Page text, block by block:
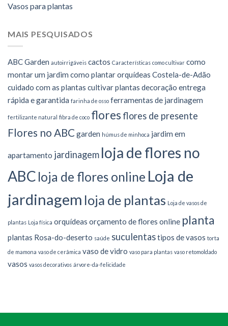
Vasos para plantas
MAIS PESQUISADOS
ABC Garden autoirrigáveis cactos Características como cultivar como
montar um jardim como plantar orquídeas Costela-de-Adão
cuidado com as plantas cultivar plantas decoração entrega
rápida e garantida farinha de osso ferramentas de jardinagem
fertilizante natural fibra de coco flores flores de presente
Flores no ABC garden húmus de minhoca jardim em
apartamento jardinagem loja de flores no
ABC loja de flores online Loja de
jardinagem loja de plantas Loja de vasos de
plantas Loja física orquídeas orçamento de flores online planta
plantas Rosa-do-deserto saúde suculentastipos de vasos torta
de mamona vaso de cerâmica vaso de vidro vaso para plantas vaso retomoldado
vasos vasos decorativos árvore-da-felicidade